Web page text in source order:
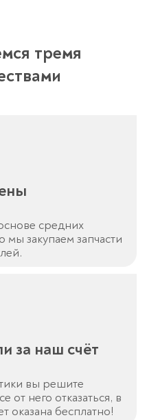
тремя
средних
закупаем запчасти
за наш счёт
вы решите
от него отказаться, в
оказана бесплатно!